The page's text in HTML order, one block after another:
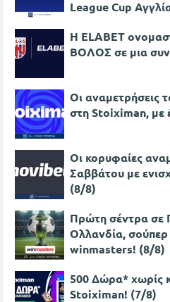
League Cup
Η ELABET
ΒΟΛΟΣ σε μια
Οι αναμετρήσεις
στη Stoiximan, με
Oι κορυφαίες
Σαββάτου με
(8/8)
Πρώτη σέντρα σε
Ολλανδία,
winmasters! (8/8)
500 Δώρα* χωρίς
Stoiximan! (7/8)